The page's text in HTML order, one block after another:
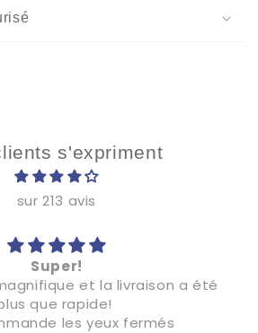
s'expriment
sur 213 avis
Super!
et la livraison a été
que rapide!
les yeux fermés